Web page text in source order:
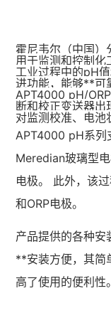
霍尼韦尔 （中国
用于监测和控制化
工业过程中的pH
进功能，能够**可
APT4000 pH/
断和校正变送器
对监测校准、电池
APT4000 pH系列
Meredian玻璃型
电极。 此外，该
和ORP电极。
产品提供的各种安
**安装方便，其简
高了使用的便利性。